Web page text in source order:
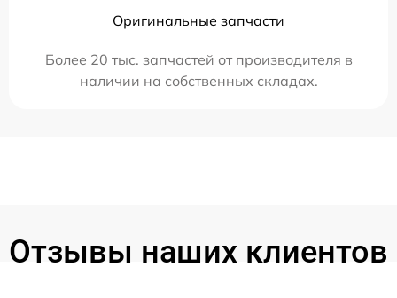
Оригинальные запчасти
Более 20 тыс. запчастей от производителя в
наличии на собственных складах.
Отзывы наших клиентов